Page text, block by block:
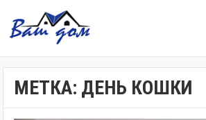
МЕТКА: ДЕНЬ КОШКИ